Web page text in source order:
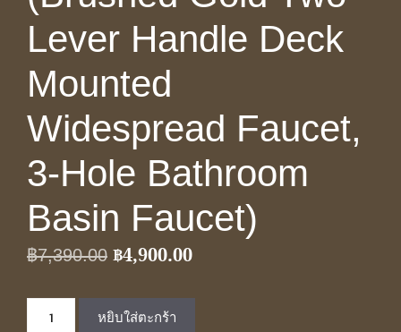
Lever Handle Deck
Mounted
Widespread Faucet,
3-Hole Bathroom
Basin Faucet)
฿7,390.00 Original
was:
฿4,900.00Current
จำนวน
หยิบใส่ตะกร้า